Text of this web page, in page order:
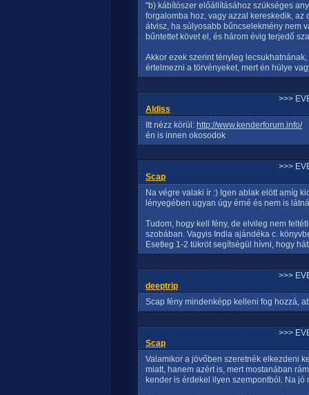
"b) kábítószer előállításához szükséges
forgalomba hoz, vagy azzal kereskedik,
átvisz, ha súlyosabb bűncselekmény nem
bűntettet követ el, és három évig terjedő
Akkor ezek szerint tényleg
értelmezni a törvényeket, mert én hülye
>>>
Aldiss
Itt nézz körül: http://www.kenderforum.info/
én is innen okosodok
>>>
Scap
Na végre valaki ír :) Igen ablak elött amíg
lényegében ugyan úgy érné és nem is
Tudom, hogy kell fény, de elvileg nem
szobában. Vagyis India ajándéka c.
Esetleg 1-2 tükröt segítségül hívni, hogy
>>>
deeptrip
Scap fény mindenképp kelleni fog hozzá,
>>>
Scap
Valamikor a jövőben szeretnék elkezdeni
miatt, hanem azért is, mert mostanában
kender is érdekel ilyen szempontból. Na jó